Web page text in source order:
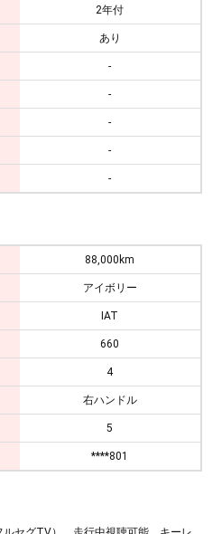
2年付
あり
-
-
-
-
-
88,000km
アイボリー
IAT
660
4
右ハンドル
5
****801